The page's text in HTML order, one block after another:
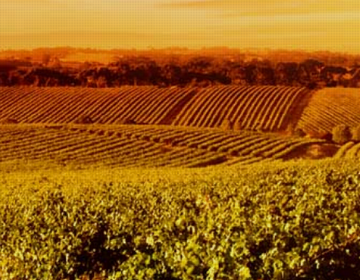
Volle droge wijn, strogeel
van kleur met gouden
reflecties , heerlijke
bloemengeur met frisse
fruitige smaken.
Uitstekend als aperitief,
perfect met oesters,
schelpdieren en carpaccio
van vis.
Alcoholpercentage van
13%